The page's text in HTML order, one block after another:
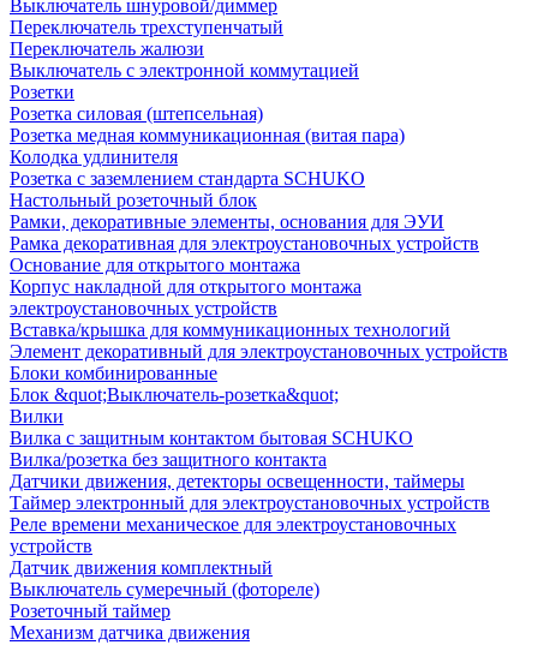
Выключатель шнуровой/диммер
Переключатель трехступенчатый
Переключатель жалюзи
Выключатель с электронной коммутацией
Розетки
Розетка силовая (штепсельная)
Розетка медная коммуникационная (витая пара)
Колодка удлинителя
Розетка с заземлением стандарта SCHUKO
Настольный розеточный блок
Рамки, декоративные элементы, основания для ЭУИ
Рамка декоративная для электроустановочных устройств
Основание для открытого монтажа
Корпус накладной для открытого монтажа
электроустановочных устройств
Вставка/крышка для коммуникационных технологий
Элемент декоративный для электроустановочных устройств
Блоки комбинированные
Блок &quot;Выключатель-розетка&quot;
Вилки
Вилка с защитным контактом бытовая SCHUKO
Вилка/розетка без защитного контакта
Датчики движения, детекторы освещенности, таймеры
Таймер электронный для электроустановочных устройств
Реле времени механическое для электроустановочных
устройств
Датчик движения комплектный
Выключатель сумеречный (фотореле)
Розеточный таймер
Механизм датчика движения